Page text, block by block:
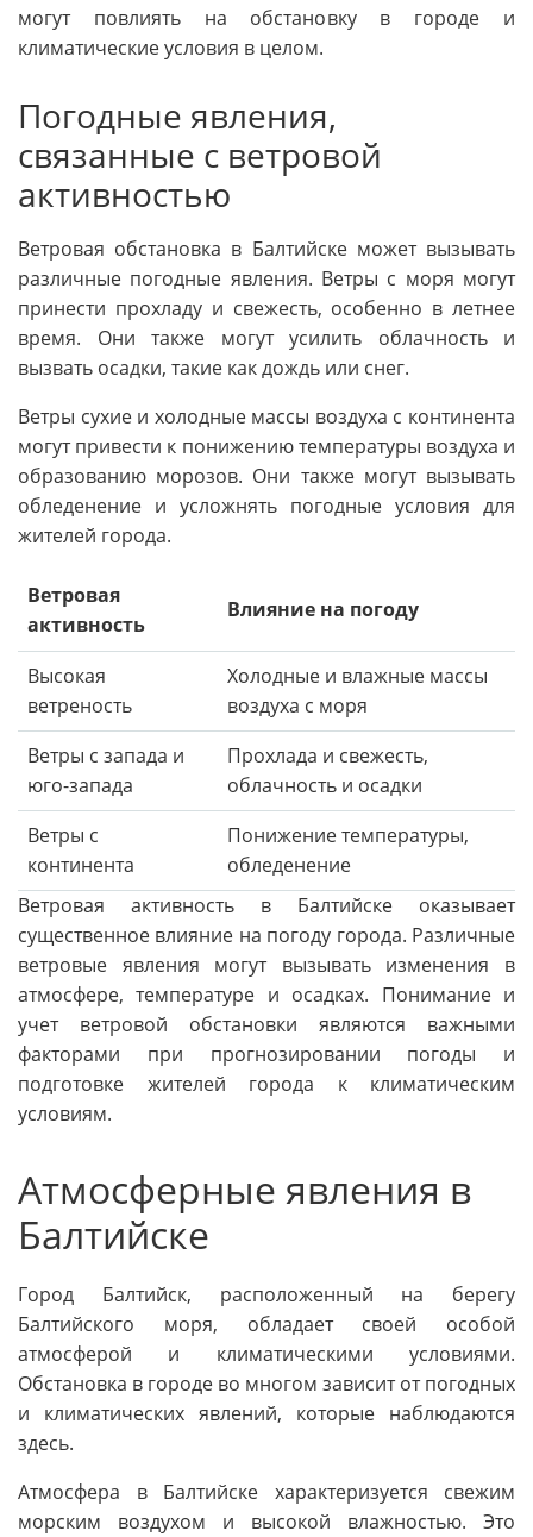
могут повлиять на обстановку в городе и
климатические условия в целом.
Погодные явления,
связанные с ветровой
активностью
Ветровая обстановка в Балтийске может вызывать
различные погодные явления. Ветры с моря могут
принести прохладу и свежесть, особенно в летнее
время. Они также могут усилить облачность и
вызвать осадки, такие как дождь или снег.
Ветры сухие и холодные массы воздуха с континента
могут привести к понижению температуры воздуха и
образованию морозов. Они также могут вызывать
обледенение и усложнять погодные условия для
жителей города.
Ветровая
активность
Влияние на погоду
Высокая
ветреность
Холодные и влажные массы
воздуха с моря
Ветры с запада и
юго-запада
Прохлада и свежесть,
облачность и осадки
Ветры с
континента
Понижение температуры,
обледенение
Ветровая активность в Балтийске оказывает
существенное влияние на погоду города. Различные
ветровые явления могут вызывать изменения в
атмосфере, температуре и осадках. Понимание и
учет ветровой обстановки являются важными
факторами при прогнозировании погоды и
подготовке жителей города к климатическим
условиям.
Атмосферные явления в
Балтийске
Город Балтийск, расположенный на берегу
Балтийского моря, обладает своей особой
атмосферой и климатическими условиями.
Обстановка в городе во многом зависит от погодных
и климатических явлений, которые наблюдаются
здесь.
Атмосфера в Балтийске характеризуется свежим
морским воздухом и высокой влажностью. Это